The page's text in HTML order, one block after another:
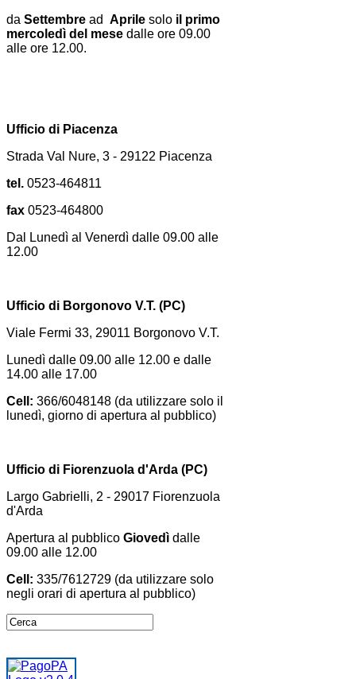
da Settembre ad Aprile solo il primo
mercoledì del mese dalle ore 09.00
alle ore 12.00.
Ufficio di Piacenza
Strada Val Nure, 3 - 29122 Piacenza
tel. 0523-464811
fax 0523-464800
Dal Lunedì al Venerdì dalle 09.00 alle
12.00
Ufficio di Borgonovo V.T. (PC)
Viale Fermi 33, 29011 Borgonovo V.T.
Lunedì dalle 09.00 alle 12.00 e dalle
14.00 alle 17.00
Cell: 366/6048148 (da utilizzare solo il
lunedì, giorno di apertura al pubblico)
Ufficio di Fiorenzuola d'Arda (PC)
Largo Gabrielli, 2 - 29017 Fiorenzuola
d'Arda
Apertura al pubblico Giovedì dalle
09.00 alle 12.00
Cell: 335/7612729 (da utilizzare solo
negli orari di apertura al pubblico)